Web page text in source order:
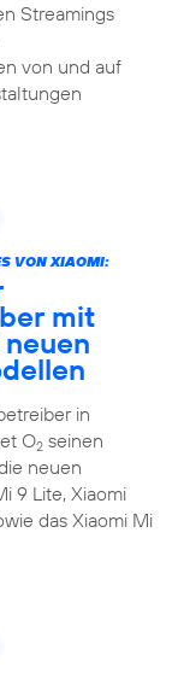
Streamings
von und auf
VON XIAOMI:
mit
in
O2seinen
neuen
9 Lite, Xiaomi
das Xiaomi Mi